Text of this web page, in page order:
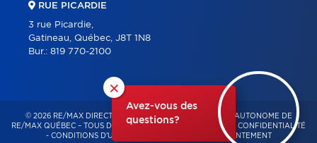
×
Avez-vous des
questions?
RUE PICARDIE
3 rue Picardie,
Gatineau, Québec, J8T 1N8
Bur.: 819 770-2100
© 2026 RE/MAX DIRECT – FRANCHISÉ INDÉPENDANT ET AUTONOME DE
RE/MAX QUÉBEC – TOUS DROITS RÉSERVÉS -
POLITIQUE DE CONFIDENTIALITÉ
- CONDITIONS D'UTILISATION GESTION DU CONSENTEMENT